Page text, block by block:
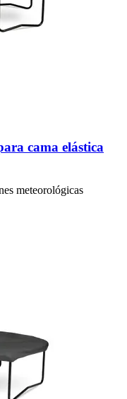
cama elástica
meteorológicas